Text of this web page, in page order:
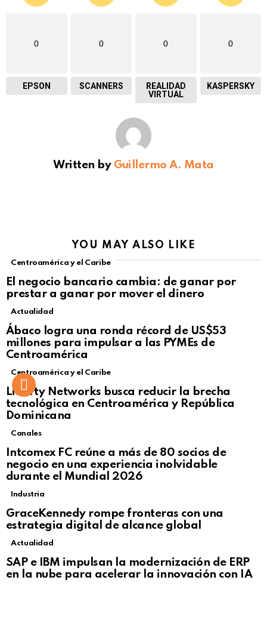
0
EPSON
0
SCANNERS
0
REALIDAD
VIRTUAL
0
KASPERSKY
Written by Guillermo A. Mata
YOU MAY ALSO LIKE
Centroamérica y el Caribe
El negocio bancario cambia: de ganar por
prestar a ganar por mover el dinero
Not Safe For Work
Click to view this post
Actualidad
Ábaco logra una ronda récord de US$53
millones para impulsar a las PYMEs de
Centroamérica
Centroamérica y el Caribe
Liberty Networks busca reducir la brecha
tecnológica en Centroamérica y República
Dominicana
Canales
Intcomex FC reúne a más de 80 socios de
negocio en una experiencia inolvidable
durante el Mundial 2026
Industria
GraceKennedy rompe fronteras con una
estrategia digital de alcance global
Not Safe For Work
Click to view this post
Actualidad
SAP e IBM impulsan la modernización de ERP
en la nube para acelerar la innovación con IA